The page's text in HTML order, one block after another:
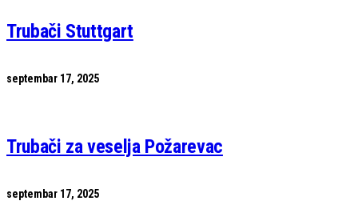
Trubači Stuttgart
septembar 17, 2025
Trubači za veselja Požarevac
septembar 17, 2025